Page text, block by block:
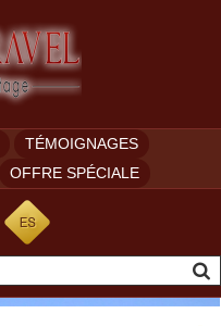
TÉMOIGNAGES
OFFRE SPÉCIALE